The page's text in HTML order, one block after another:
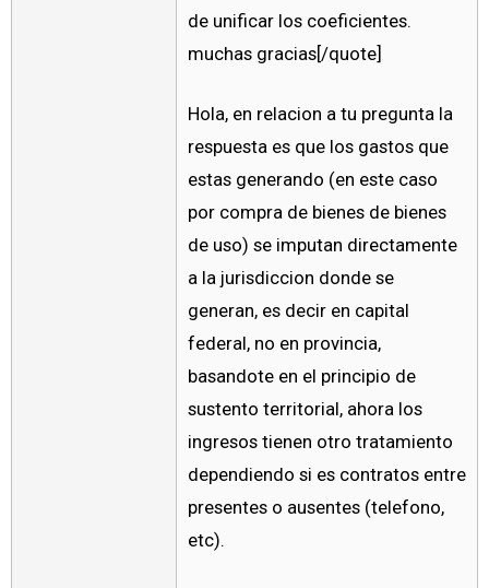
de unificar los coeficientes.
muchas gracias[/quote]
Hola, en relacion a tu pregunta la
respuesta es que los gastos que
estas generando (en este caso
por compra de bienes de bienes
de uso) se imputan directamente
a la jurisdiccion donde se
generan, es decir en capital
federal, no en provincia,
basandote en el principio de
sustento territorial, ahora los
ingresos tienen otro tratamiento
dependiendo si es contratos entre
presentes o ausentes (telefono,
etc).